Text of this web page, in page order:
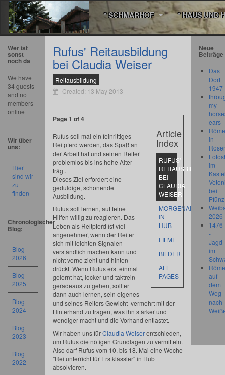
* SCHMARHOF * HAUS UND
Rufus' Reitausbildung
bei Claudia Weiser
Reitausbildung
Created: 13 May 2013
Article
Index
RUFUS'
REITAUSBILDUNG
BEI
CLAUDIA
WEISER
MORGENARBEIT
IN
HUB
FILME
BILDER
ALL
PAGES
Page 1 of 4
Rufus soll mal ein feinrittiges
Reitpferd werden, das Spaß an
der Arbeit hat und seinen Reiter
problemlos bis ins hohe Alter
trägt.
Dieses Ziel erfordert eine
geduldige, schonende
Ausbildung.
Rufus soll lernen, auf feine
Hilfen willig zu reagieren. Das
Leben als Reitpferd ist viel
angenehmer, wenn der Reiter
sich mit leichten Signalen
verständlich machen kann und
nicht vorne zieht und hinten
drückt. Wenn Rufus erst einmal
gelernt hat, locker und taktrein
geradeaus zu gehen, soll er
dann auch lernen, sein eigenes
und seines Reiters Gewicht vermehrt mit der
Hinterhand zu tragen, was ihn stärker und
wendiger macht und die Vorhand entlastet.
Wir haben uns fürClaudia Weiserentschieden,
um Rufus die nötigen Grundlagen zu vermitteln.
Also darf Rufus vom 10. bis 18. Mai eine Woche
"Reitunterricht für Erstklässler" in Hub
absolvieren.
Wer ist
sonst
noch da
We have
34 guests
and no
members
online
Wir über
uns:
Hier
sind wir
zu
finden
Chronologischer
Blog:
Blog
2026
Blog
2025
Blog
2024
Blog
2023
Blog
2022
Neue
Beiträge
Das
Dorf
1947
my
ears
in
im
bei
Pfünz
2026
1476
-
Jagd
im
auf
dem
Weg
nach